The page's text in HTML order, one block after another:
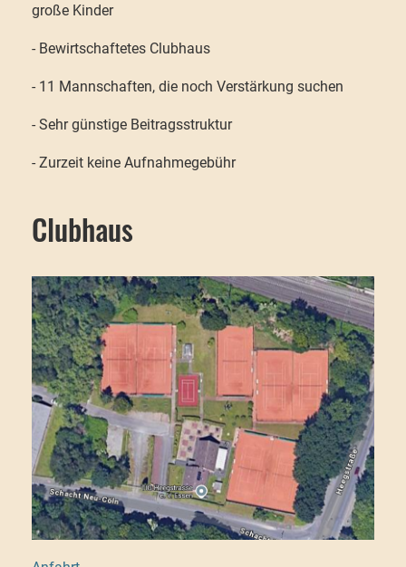
große Kinder
- Bewirtschaftetes Clubhaus
- 11 Mannschaften, die noch Verstärkung suchen
- Sehr günstige Beitragsstruktur
- Zurzeit keine Aufnahmegebühr
Clubhaus